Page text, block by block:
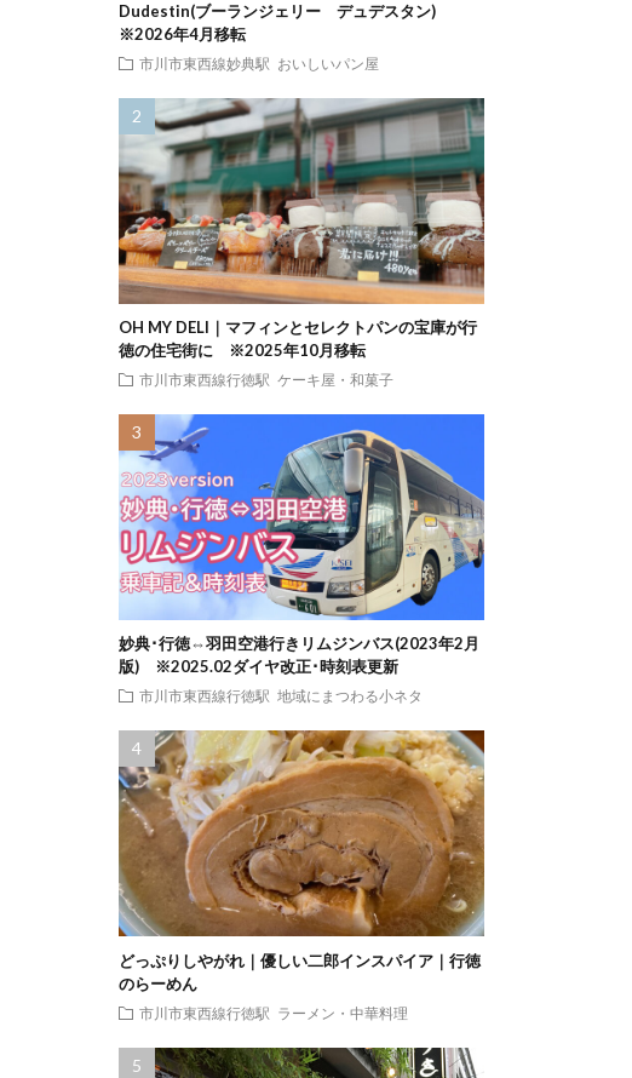
Dudestin(ブーランジェリー デュデスタン)
※2026年4月移転
市川市東西線妙典駅 おいしいパン屋
OH MY DELI｜マフィンとセレクトパンの宝庫が行
徳の住宅街に ※2025年10月移転
市川市東西線行徳駅 ケーキ屋・和菓子
妙典･行徳⇔羽田空港行きリムジンバス(2023年2月
版) ※2025.02ダイヤ改正･時刻表更新
市川市東西線行徳駅 地域にまつわる小ネタ
どっぷりしやがれ｜優しい二郎インスパイア｜行徳
のらーめん
市川市東西線行徳駅 ラーメン・中華料理